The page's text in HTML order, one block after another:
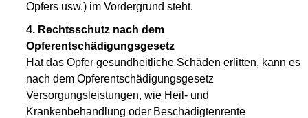
Opfers usw.) im Vordergrund steht.
4. Rechtsschutz nach dem
Opferentschädigungsgesetz
Hat das Opfer gesundheitliche Schäden erlitten, kann es
nach dem Opferentschädigungsgesetz
Versorgungsleistungen, wie Heil- und
Krankenbehandlung oder Beschädigtenrente